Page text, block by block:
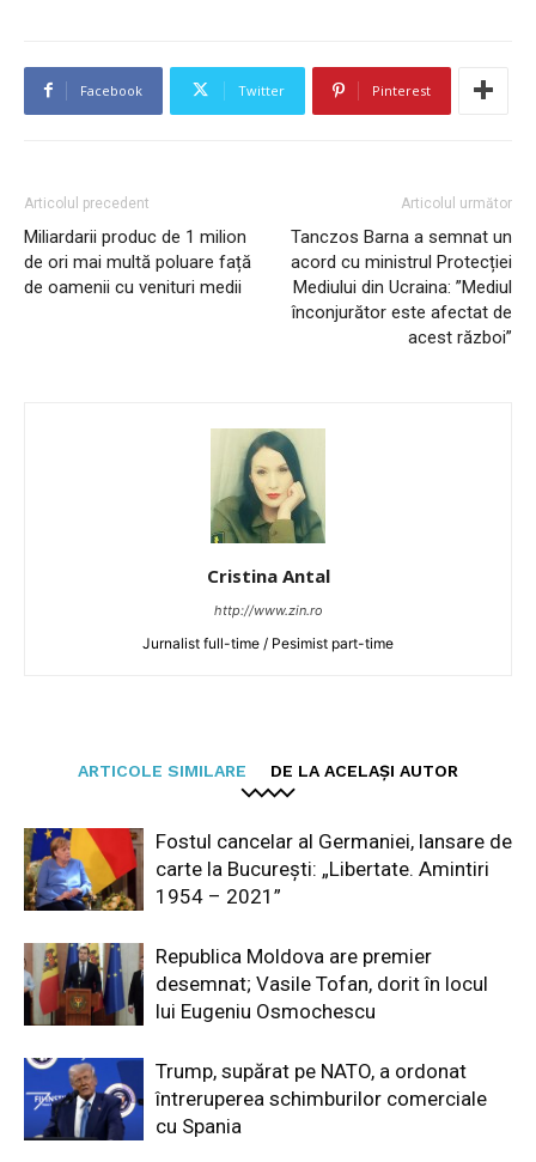
Facebook Twitter Pinterest
Articolul precedent
Miliardarii produc de 1 milion
de ori mai multă poluare față
de oamenii cu venituri medii
Articolul următor
Tanczos Barna a semnat un
acord cu ministrul Protecției
Mediului din Ucraina: ”Mediul
înconjurător este afectat de
acest război”
Cristina Antal
http://www.zin.ro
Jurnalist full-time / Pesimist part-time
ARTICOLE SIMILARE DE LA ACELAȘI AUTOR
Fostul cancelar al Germaniei, lansare de
carte la București: „Libertate. Amintiri
1954 – 2021”
Republica Moldova are premier
desemnat; Vasile Tofan, dorit în locul
lui Eugeniu Osmochescu
Trump, supărat pe NATO, a ordonat
întreruperea schimburilor comerciale
cu Spania